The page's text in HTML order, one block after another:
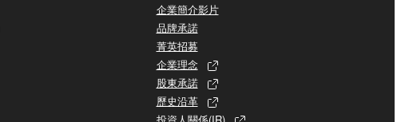
企業簡介影片
品牌承諾
菁英招募
企業理念
股東承諾
歷史沿革